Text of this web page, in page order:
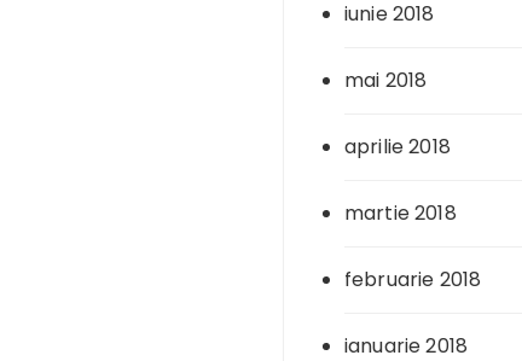
iunie 2018
mai 2018
aprilie 2018
martie 2018
februarie 2018
ianuarie 2018